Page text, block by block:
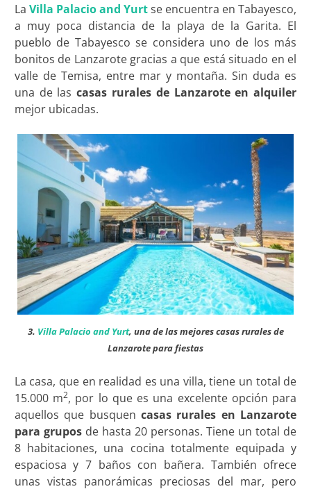
La Villa Palacio and Yurtse encuentra en Tabayesco,
a muy poca distancia de la playa de la Garita. El
pueblo de Tabayesco se considera uno de los más
bonitos de Lanzarote gracias a que está situado en el
valle de Temisa, entre mar y montaña. Sin duda es
una de lascasas rurales de Lanzarote en alquiler
mejor ubicadas.
3. Villa Palacio and Yurt, una de las mejores casas rurales de
Lanzarote para fiestas
La casa, que en realidad es una villa, tiene un total de
15.000 m2, por lo que es una excelente opción para
aquellos que busquen casas rurales en Lanzarote
para gruposde hasta 20 personas. Tiene un total de
8 habitaciones, una cocina totalmente equipada y
espaciosa y 7 baños con bañera. También ofrece
unas vistas panorámicas preciosas del mar, pero